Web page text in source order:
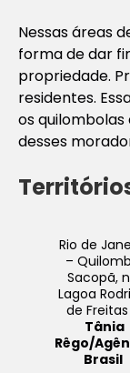
Nessas áreas
forma de dar
propriedade.
residentes.
os quilombolas
desses
Rio de
–
Sacopã,
Lagoa
de
Tânia
Rêgo/
Brasil